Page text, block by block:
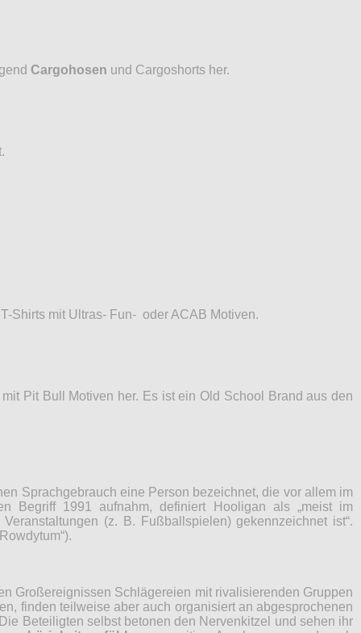
Cargohosen und Cargoshorts her.
Shirts mit Ultras- Fun- oder ACAB Motiven.
Pit Bull Motiven her. Es ist ein Old School Brand aus den
Sprachgebrauch eine Person bezeichnet, die vor allem im
Begriff 1991 aufnahm, definiert Hooligan als „meist im
(z. B. Fußballspielen) gekennzeichnet ist“.
Großereignissen Schlägereien mit rivalisierenden Gruppen
finden teilweise aber auch organisiert an abgesprochenen
Beteiligten selbst betonen den Nervenkitzel und sehen ihr